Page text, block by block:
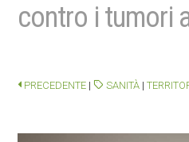
contro i tumori
PRECEDENTE | SANITÀ |